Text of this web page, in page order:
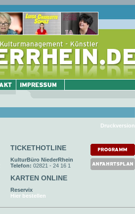
Druckversion
TICKETHOTLINE
KulturBüro NiederRhein
Telefon: 02821 - 24 16 1
KARTEN ONLINE
Reservix
Hier bestellen